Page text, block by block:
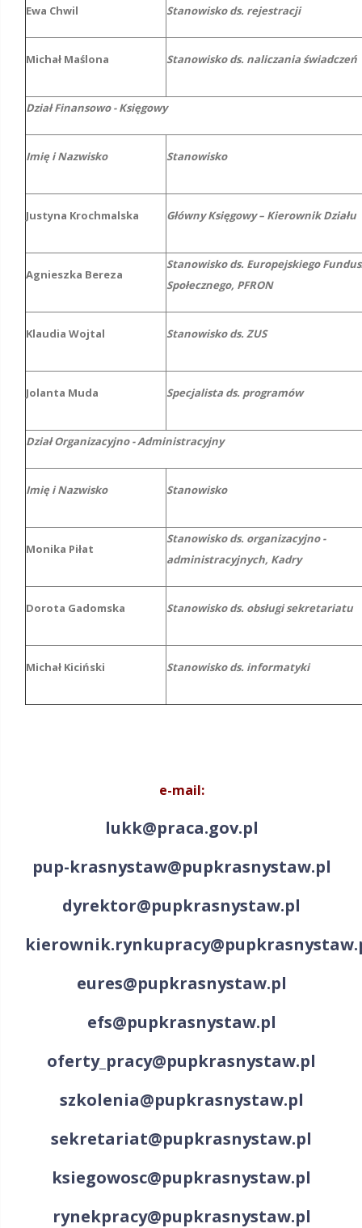
Ewa Chwil Stanowisko ds. rejestracji
Michał Maślona Stanowisko ds. naliczania świadczeń
Dział Finansowo - Księgowy
Imię i Nazwisko Stanowisko
Justyna Krochmalska Główny Księgowy – Kierownik Działu
Agnieszka Bereza
Stanowisko ds. Europejskiego
Społecznego, PFRON
Klaudia Wojtal Stanowisko ds. ZUS
Jolanta Muda Specjalista ds. programów
Dział Organizacyjno - Administracyjny
Imię i Nazwisko Stanowisko
Monika Piłat
Stanowisko ds. organizacyjno -
administracyjnych, Kadry
Dorota Gadomska Stanowisko ds. obsługi sekretariatu
Michał Kiciński Stanowisko ds. informatyki
e-mail:
lukk@praca.gov.pl
pup-krasnystaw@pupkrasnystaw.pl
dyrektor@pupkrasnystaw.pl
eures@pupkrasnystaw.pl
efs@pupkrasnystaw.pl
oferty_pracy@pupkrasnystaw.pl
szkolenia@pupkrasnystaw.pl
sekretariat@pupkrasnystaw.pl
ksiegowosc@pupkrasnystaw.pl
rynekpracy@pupkrasnystaw.pl